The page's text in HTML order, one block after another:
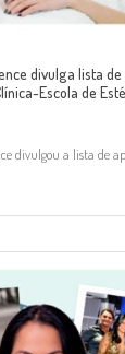
divulga lista
Escola de
divulgou a lista de